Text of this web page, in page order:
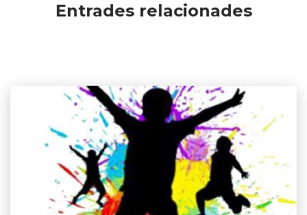
Entrades relacionades